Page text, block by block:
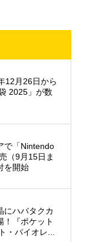
12月26日から
2025」が数
で「Nintendo
（9月15日ま
を開始
にハバタクカ
！『ポケット
・バイオレ...